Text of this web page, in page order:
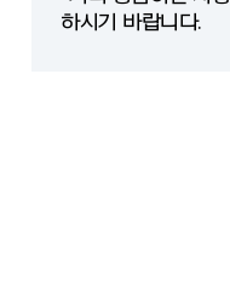
하시기 바랍니다.